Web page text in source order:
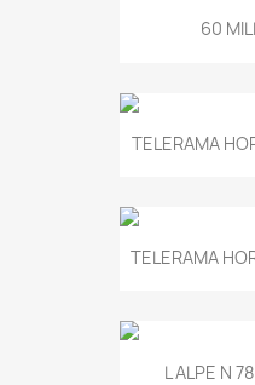
60
TELERAMA
TELERAMA
L ALPE N